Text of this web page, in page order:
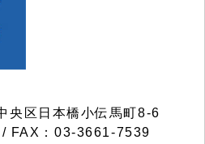
区日本橋小伝馬町8-6
FAX：03-3661-7539